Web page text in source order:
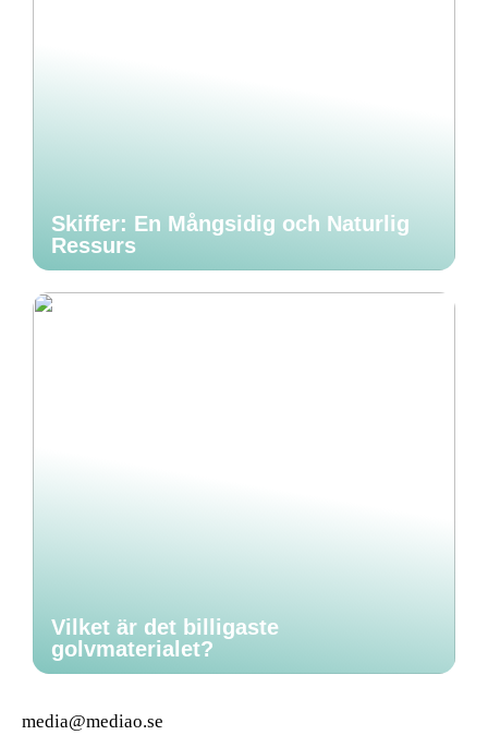
Skiffer: En Mångsidig och Naturlig
Ressurs
Vilket är det billigaste
golvmaterialet?
media@mediao.se